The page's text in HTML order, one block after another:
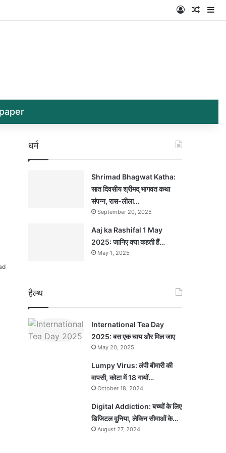
Log In
धर्म
Shrimad Bhagwat Katha:
सात दिवसीय श्रीमद् भागवत कथा
संपन्न, रास-लीला…
September 20, 2025
Aaj ka Rashifal 1 May
2025: जानिए क्या कहती हैं…
May 1, 2025
हैल्थ
International Tea Day
2025: बस एक चाय और मिल जाए
May 20, 2025
Lumpy Virus: लंपी बीमारी की
वापसी, कोटा में 18 गायों…
October 18, 2024
Digital Addiction: बच्चों के लिए
डिजिटल दुनिया, लेकिन सीमाओं के…
August 27, 2024